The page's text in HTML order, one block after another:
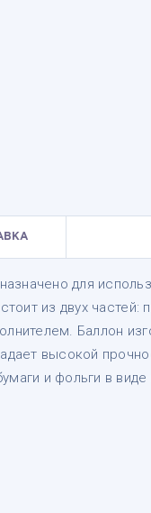
для
из двух частей:
Баллон
высокой
и фольги в